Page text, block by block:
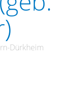
Dürkheim